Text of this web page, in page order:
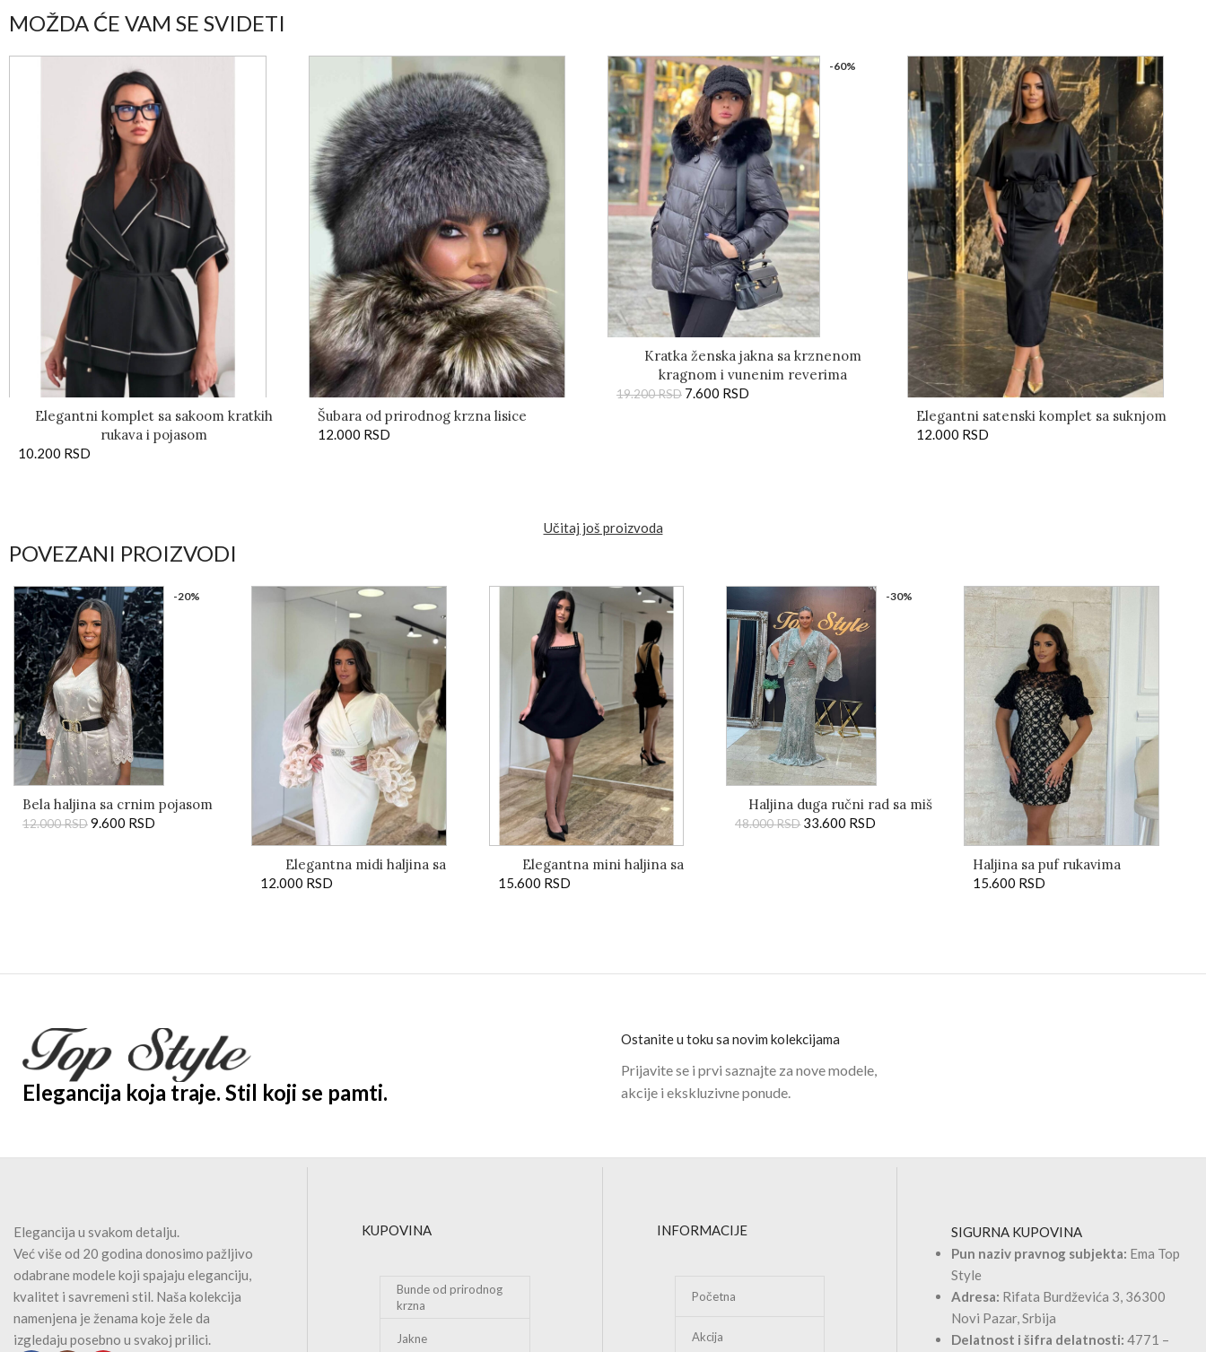
MOŽDA ĆE VAM SE SVIDETI
Elegantni komplet sa sakoom kratkih
rukava i pojasom
10.200 RSD
Šubara od prirodnog krzna lisice
12.000 RSD
-60%
Kratka ženska jakna sa krznenom
kragnom i vunenim reverima
19.200RSD 7.600 RSD
Elegantni satenski komplet sa suknjom
12.000 RSD
Učitaj još proizvoda
POVEZANI PROIZVODI
-20%
Bela haljina sa crnim pojasom
12.000RSD9.600 RSD
Elegantna midi haljina sa
plisiranim rukavima
12.000 RSD
Elegantna mini haljina sa
bisernim radom i mašnom
15.600 RSD
-30%
Haljina duga ručni rad sa miš
rukavima
48.000RSD 33.600 RSD
Haljina sa puf rukavima
15.600 RSD
Elegancija koja traje. Stil koji se pamti.
Ostanite u toku sa novim kolekcijama
Prijavite se i prvi saznajte za nove modele,
akcije i ekskluzivne ponude.
Elegancija u svakom detalju.
Već više od 20 godina donosimo pažljivo
odabrane modele koji spajaju eleganciju,
kvalitet i savremeni stil. Naša kolekcija
namenjena je ženama koje žele da
izgledaju posebno u svakoj prilici.
KUPOVINA
Bunde od prirodnog
krzna
Jakne
INFORMACIJE
Početna
Akcija
SIGURNA KUPOVINA
Pun naziv pravnog subjekta: Ema Top
Style
Adresa: Rifata Burdževića 3, 36300
Novi Pazar, Srbija
Delatnost i šifra delatnosti: 4771 –